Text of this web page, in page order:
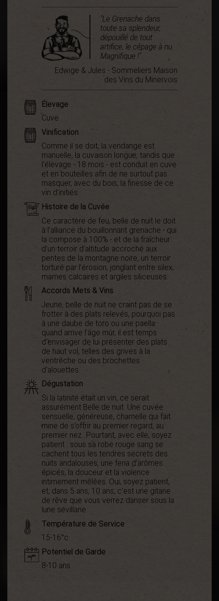
"Le Grenache dans
toute sa splendeur,
dépouillé de tout
artifice, le cépage à nu.
Magnifique !"
Edwige & Jules - Sommeliers Maison
des Vins du Minervois
Élevage
Cuve
Vinification
Comme il se doit, la vendange est
manuelle, la cuvaison longue, tandis que
l’élevage - 18 mois - est conduit en cuve
et en bouteilles afin de ne surtout pas
masquer, avec du bois, la finesse de ce
vin d’initiés.
Histoire de la Cuvée
Ce caractère de feu, belle de nuit le doit
à l’alliance du bouillonnant grenache - qui
la compose à 100% - et de la fraîcheur
d’un terroir d’altitude accroché aux
pentes de la montagne noire, un terroir
torturé par l’érosion, jonglant entre silex,
marnes calcaires et argiles siliceuses.
Accords Mets & Vins
Jeune, belle de nuit ne craint pas de se
frotter à des plats relevés, pourquoi pas
à une daube de toro ou une paella.
quand arrive l’âge mûr, il est temps
d’envisager de lui présenter des plats
de haut vol, telles des grives à la
ventrêche ou des brochettes
d’alouettes.
Dégustation
Si la latinité était un vin, ce serait
assurément Belle de nuit. Une cuvée
sensuelle, généreuse, charnelle qui fait
mine de s’offrir au premier regard, au
premier nez…Pourtant, avec elle, soyez
patient : sous sa robe rouge sang se
cachent tous les tendres secrets des
nuits andalouses, une feria d’arômes
épicés, la douceur et la violence
intimement mêlées. Oui, soyez patient,
et, dans 5 ans, 10 ans, c’est une gitane
de rêve que vous verrez danser sous la
lune sévillane.
Température de Service
15-16°c
Potentiel de Garde
8-10 ans